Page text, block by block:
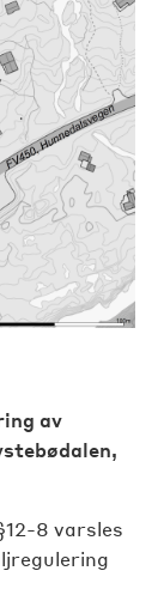
av
8 varsles